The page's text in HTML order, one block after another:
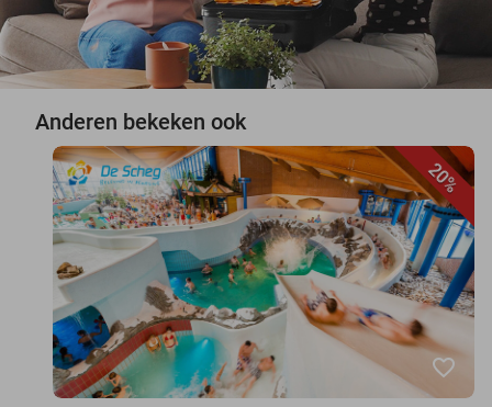
Anderen bekeken ook
20%
favorite_border